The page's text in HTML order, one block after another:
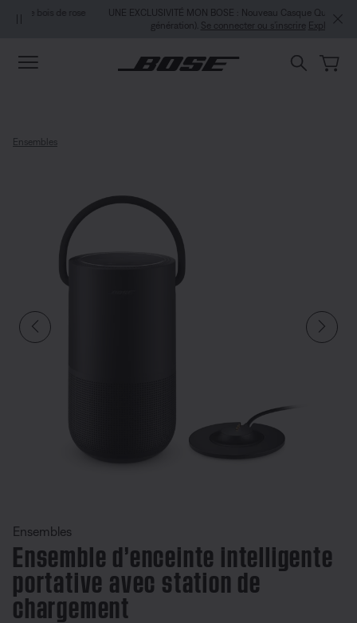
Aller au contenu principal
Passer au Clavardage de soutien
Aller au contenu du pied de page
Passer à la Déclaration d’accessibilité
UNE EXCLUSIVITÉ MON BOSE : Nouveau Casque QuietComfort (2e
Se connecter ou s’inscrire Explorez
Ensembles
Ensembles
Ensemble d’enceinte intelligente
portative avec station de
chargement